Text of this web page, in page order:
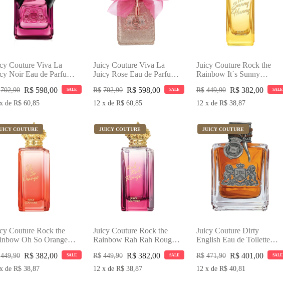
Couture Viva La
Noir Eau de Parfum
Perfume Feminino
R$ 598,00 SALE
702,90
x de R$ 60,85
Juicy Couture Viva La
Juicy Rose Eau de Parfum
100ml Perfume Feminino
R$ 598,00 SALE
R$ 702,90
12 xdeR$ 60,85
Juicy Couture Rock the
Rainbow It´s Sunny
75ml Perfume Feminino
R$ 382,00 SALE
R$ 449,90
12 x de R$ 38,87
COUTURE
Couture Rock the
Oh So Orange
Feminino
R$ 382,00 SALE
449,90
x de R$ 38,87
JUICY COUTURE
Juicy Couture Rock the
Rainbow Rah Rah Rouge
Perfume Feminino
R$ 382,00 SALE
R$ 449,90
12 xdeR$ 38,87
JUICY COUTURE
Juicy Couture Dirty
English Eau de Toilette
100ml Perfume Masculino
R$ 401,00 SALE
R$ 471,90
12 x de R$ 40,81